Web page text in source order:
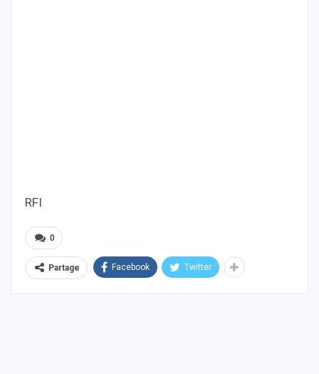
RFI
0
Partage Facebook Twitter